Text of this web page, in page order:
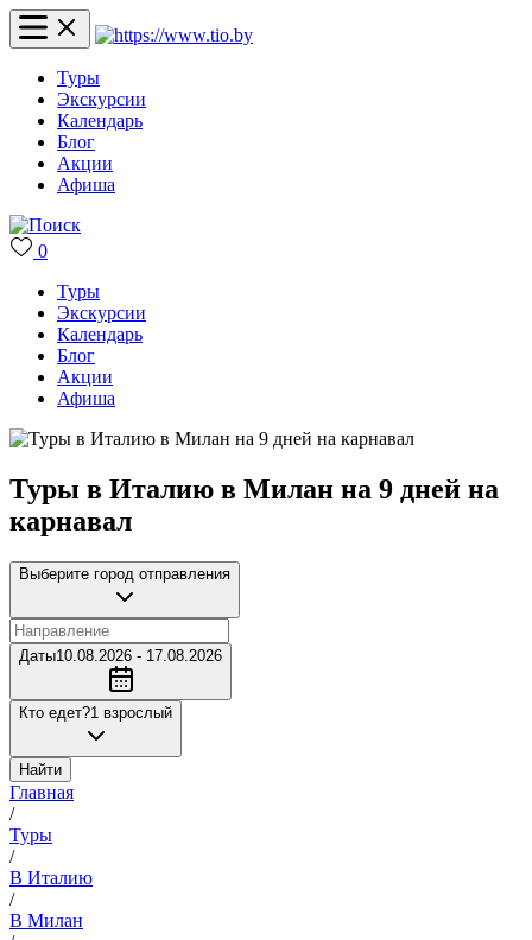
Туры
Экскурсии
Календарь
Блог
Акции
Афиша
0
Туры
Экскурсии
Календарь
Блог
Акции
Афиша
Туры в Италию в Милан на 9 дней на
карнавал
Выберите город отправления
Даты10.08.2026 - 17.08.2026
Кто едет?1 взрослый
Найти
Главная
/
Туры
/
В Италию
/
В Милан